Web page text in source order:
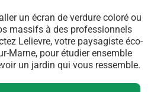
un écran de verdure coloré ou
massifs à des professionnels
Lelievre, votre paysagiste éco-
Marne, pour étudier ensemble
un jardin qui vous ressemble.